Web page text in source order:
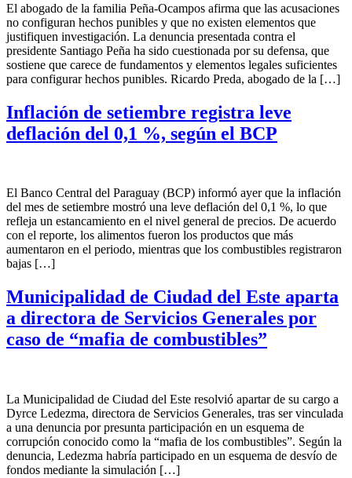
El abogado de la familia Peña-Ocampos afirma que las acusaciones
no configuran hechos punibles y que no existen elementos que
justifiquen investigación. La denuncia presentada contra el
presidente Santiago Peña ha sido cuestionada por su defensa, que
sostiene que carece de fundamentos y elementos legales suficientes
para configurar hechos punibles. Ricardo Preda, abogado de la […]
Inflación de setiembre registra leve
deflación del 0,1 %, según el BCP
El Banco Central del Paraguay (BCP) informó ayer que la inflación
del mes de setiembre mostró una leve deflación del 0,1 %, lo que
refleja un estancamiento en el nivel general de precios. De acuerdo
con el reporte, los alimentos fueron los productos que más
aumentaron en el periodo, mientras que los combustibles registraron
bajas […]
Municipalidad de Ciudad del Este aparta
a directora de Servicios Generales por
caso de “mafia de combustibles”
La Municipalidad de Ciudad del Este resolvió apartar de su cargo a
Dyrce Ledezma, directora de Servicios Generales, tras ser vinculada
a una denuncia por presunta participación en un esquema de
corrupción conocido como la “mafia de los combustibles”. Según la
denuncia, Ledezma habría participado en un esquema de desvío de
fondos mediante la simulación […]